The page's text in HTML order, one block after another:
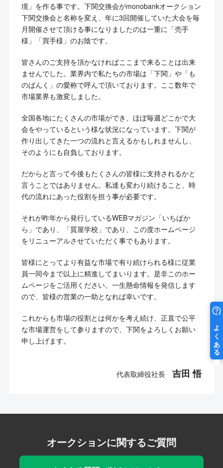
境」を作る事です。下関交換会がmonobankオークション
下関交換会と名称を変え、年に3回開催していた大会を毎
月開催させて頂ける事になりましたのは一重に「売手
様」「買手様」のお陰です。
皆さんのご支持を頂かなければここまで来ることは出来
ませんでした。業界内で私たちの市場は「下関」や「も
のばんく」の愛称で呼んで頂いております。ここ数年で
市場業界も激変しました。
全国各地にたくさんの市場ができ、ほぼ毎週どこかで大
会をやっているという様な状況になっています。下関が
作り出してきた一つの流れと言えるかもしれませんし、
そのようにも自負しております。
だからと言って今後もたくさんの皆様に支持されるかと
言うことではありません。私達も変わり続けること、時
代の流れにあった役割を担う事が必要です。
それが昨年から発行しているWEBマガジン「いちばか
ら」であり、「質屋学校」であり、この度ホームページ
をリニューアルさせていただく事でもあります。
皆様にとってより有益な市場で有り続けられる様に従業
員一同今まで以上に精進してまいります。是非このホー
ムページをご活用ください。一生懸命情報を発信します
ので、皆様の営業の一助となれば幸いです。
これからも市場の役割とは何かを考え続け、正直で公平
な市場運営をして参りますので、下関をよろしくお願い
申し上げます。
代表取締役社長 吉田 悟
オークションに関するご質問